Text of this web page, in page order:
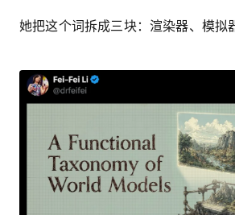
她把这个词拆成三块：渲染器、模拟